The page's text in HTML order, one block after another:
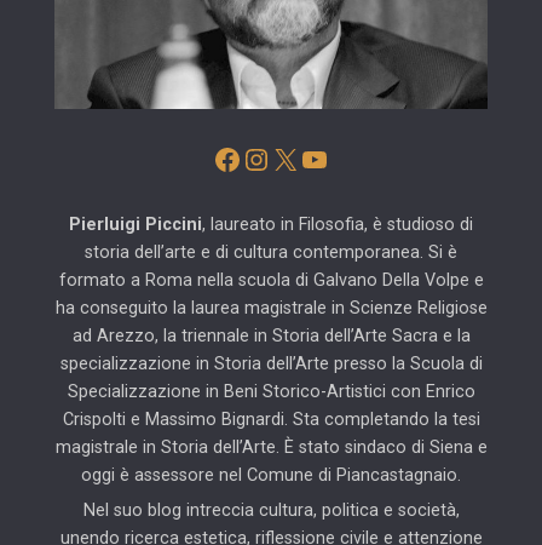
Facebook
Instagram
X YouTube
Pierluigi Piccini, laureato in Filosofia, è studioso di
storia dell’arte e di cultura contemporanea. Si è
formato a Roma nella scuola di Galvano Della Volpe e
ha conseguito la laurea magistrale in Scienze Religiose
ad Arezzo, la triennale in Storia dell’Arte Sacra e la
specializzazione in Storia dell’Arte presso la Scuola di
Specializzazione in Beni Storico-Artistici con Enrico
Crispolti e Massimo Bignardi. Sta completando la tesi
magistrale in Storia dell’Arte. È stato sindaco di Siena e
oggi è assessore nel Comune di Piancastagnaio.
Nel suo blog intreccia cultura, politica e società,
unendo ricerca estetica, riflessione civile e attenzione